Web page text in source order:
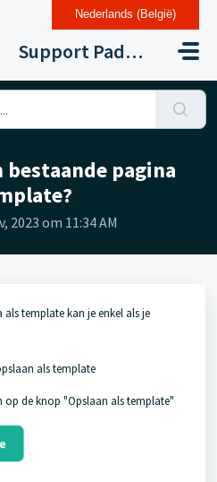
Support Paddle Drupal 11
bestaande pagina
2023 om 11:34 AM
template kan je enkel als je
als template
de knop "Opslaan als template"
Nederlands (België)